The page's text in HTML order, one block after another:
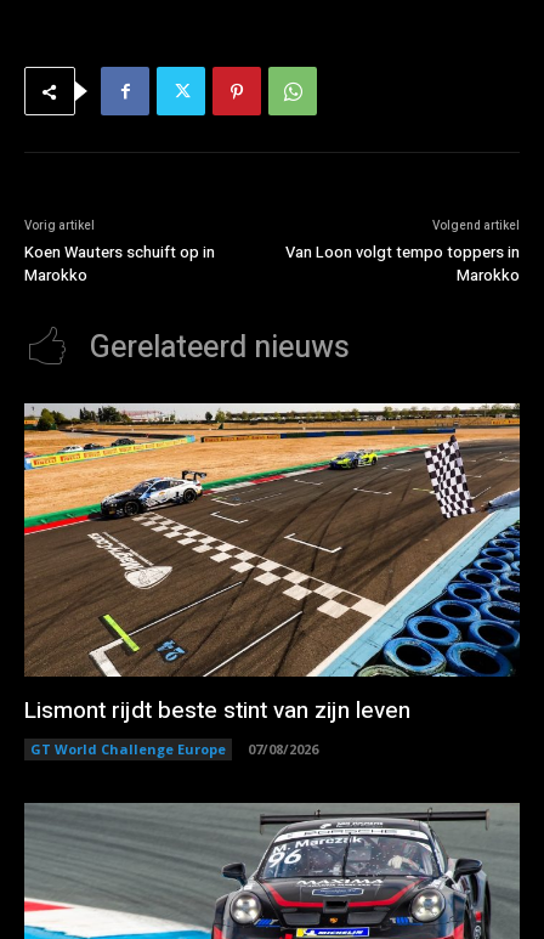
Vorig artikel
Koen Wauters schuift op in
Marokko
Volgend artikel
Van Loon volgt tempo toppers in
Marokko
Gerelateerd nieuws
Lismont rijdt beste stint van zijn leven
GT World Challenge Europe 07/08/2026